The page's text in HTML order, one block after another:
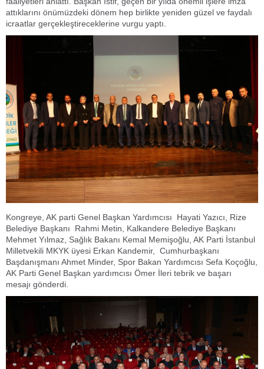
attıklarını önümüzdeki dönem hep birlikte yeniden güzel ve faydalı
icraatlar gerçekleştireceklerine vurgu yaptı.
Kongreye, AK parti Genel Başkan Yardımcısı Hayati Yazıcı, Rize
Belediye Başkanı Rahmi Metin, Kalkandere Belediye Başkanı
Mehmet Yılmaz, Sağlık Bakanı Kemal Memişoğlu, AK Parti İstanbul
Milletvekili MKYK üyesi Erkan Kandemir, Cumhurbaşkanı
Başdanışmanı Ahmet Minder, Spor Bakan Yardımcısı Sefa Koçoğlu,
AK Parti Genel Başkan yardımcısı Ömer İleri tebrik ve başarı
mesajı gönderdi.